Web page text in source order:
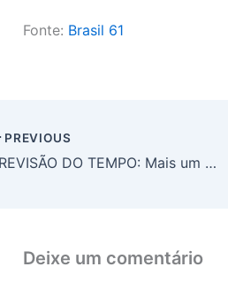
Fonte: Brasil 61
PREVIOUS
PREVISÃO DO TEMPO: Mais um dia de atenção para chuvas intensas no Centro-Oeste
Deixe um comentário